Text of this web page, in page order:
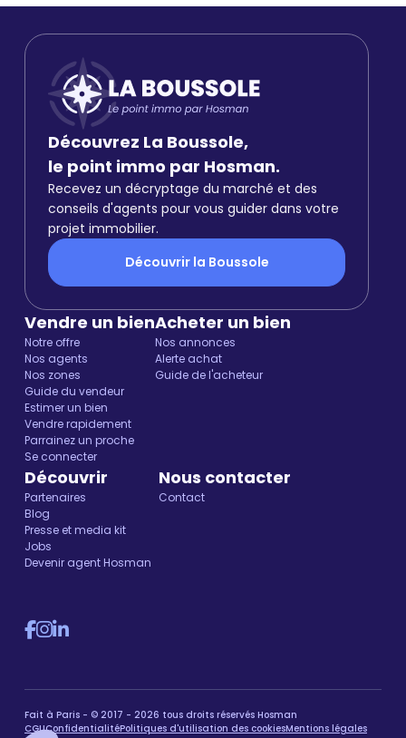
Découvrez La Boussole,
le point immo par Hosman.
Recevez un décryptage du marché et des
conseils d'agents pour vous guider dans votre
projet immobilier.
Découvrir la Boussole
Vendre un bien
Notre offre
Nos agents
Nos zones
Guide du vendeur
Estimer un bien
Vendre rapidement
Parrainez un proche
Se connecter
Acheter un bien
Nos annonces
Alerte achat
Guide de l'acheteur
Découvrir
Partenaires
Blog
Presse et media kit
Jobs
Devenir agent Hosman
Nous contacter
Contact
Fait à Paris - © 2017 - 2026 tous droits réservés Hosman
CGUConfidentialitéPolitiques d'utilisation des cookiesMentions légales